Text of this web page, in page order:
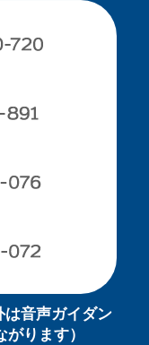
は音声ガイダン
ります）